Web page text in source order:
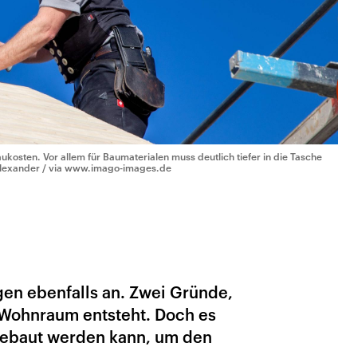
Vor allem für Baumaterialen muss deutlich tiefer in die Tasche
/ via www.imago-images.de
ebenfalls an. Zwei Gründe,
entsteht. Doch es
werden kann, um den